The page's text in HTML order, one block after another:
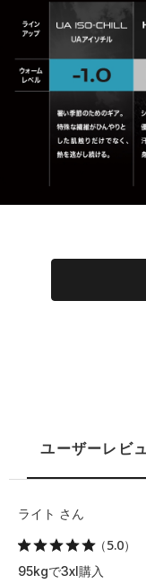
ユーザーレビ
ライト さん
（5.0）
95kgで3xl購入